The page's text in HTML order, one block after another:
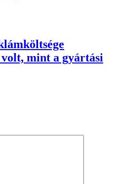
mint a gyártási